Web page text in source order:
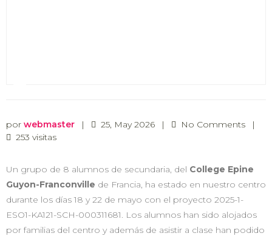
por webmaster | 25, May 2026 | No Comments
|
253 visitas
Un grupo de 8 alumnos de secundaria, del College Epine
Guyon-Franconville de Francia, ha estado en nuestro centro
durante los días 18 y 22 de mayo con el proyecto 2025-1-
ESO1-KA121-SCH-000311681. Los alumnos han sido alojados
por familias del centro y además de asistir a clase han podido